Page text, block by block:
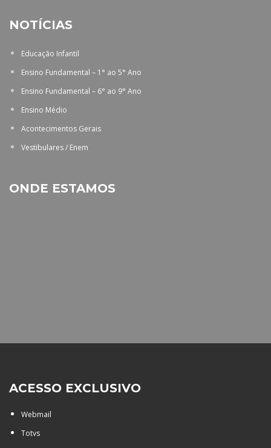
NOTÍCIAS
Educação Infantil
Ensino Fundamental – 1° ao 5° Ano
Ensino Fundamental – 6° ao 9° Ano
Ensino Médio
Acontecimentos Gerais
Vestibulares / Enem
ONDE ESTAMOS
ACESSO EXCLUSIVO
Webmail
Totvs